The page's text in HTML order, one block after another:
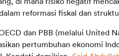
reformasi fiskal dan
dan PBB (melalui United
pertumbuhan ekonomi